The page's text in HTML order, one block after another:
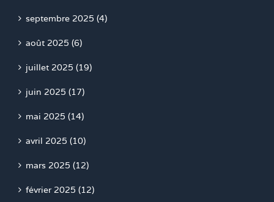
septembre 2025 (4)
août 2025 (6)
juillet 2025 (19)
juin 2025 (17)
mai 2025 (14)
avril 2025 (10)
mars 2025 (12)
février 2025 (12)